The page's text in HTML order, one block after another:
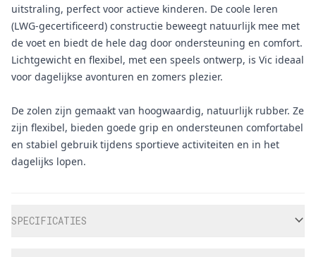
uitstraling, perfect voor actieve kinderen. De coole leren
(LWG-gecertificeerd) constructie beweegt natuurlijk mee met
de voet en biedt de hele dag door ondersteuning en comfort.
Lichtgewicht en flexibel, met een speels ontwerp, is Vic ideaal
voor dagelijkse avonturen en zomers plezier.
De zolen zijn gemaakt van hoogwaardig, natuurlijk rubber. Ze
zijn flexibel, bieden goede grip en ondersteunen comfortabel
en stabiel gebruik tijdens sportieve activiteiten en in het
dagelijks lopen.
SPECIFICATIES